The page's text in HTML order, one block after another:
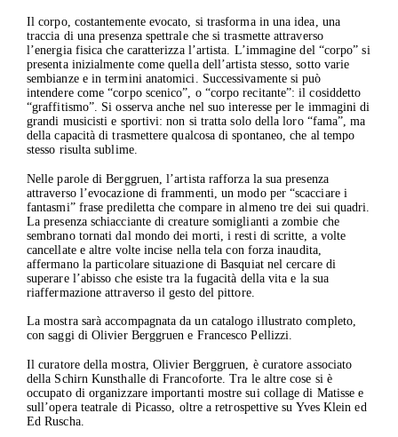
Il corpo, costantemente evocato, si trasforma in una idea, una
traccia di una presenza spettrale che si trasmette attraverso
l’energia fisica che caratterizza l’artista. L’immagine del “corpo” si
presenta inizialmente come quella dell’artista stesso, sotto varie
sembianze e in termini anatomici. Successivamente si può
intendere come “corpo scenico”, o “corpo recitante”: il cosiddetto
“graffitismo”. Si osserva anche nel suo interesse per le immagini di
grandi musicisti e sportivi: non si tratta solo della loro “fama”, ma
della capacità di trasmettere qualcosa di spontaneo, che al tempo
stesso risulta sublime.
Nelle parole di Berggruen, l’artista rafforza la sua presenza
attraverso l’evocazione di frammenti, un modo per “scacciare i
fantasmi” frase prediletta che compare in almeno tre dei sui quadri.
La presenza schiacciante di creature somiglianti a zombie che
sembrano tornati dal mondo dei morti, i resti di scritte, a volte
cancellate e altre volte incise nella tela con forza inaudita,
affermano la particolare situazione di Basquiat nel cercare di
superare l’abisso che esiste tra la fugacità della vita e la sua
riaffermazione attraverso il gesto del pittore.
La mostra sarà accompagnata da un catalogo illustrato completo,
con saggi di Olivier Berggruen e Francesco Pellizzi.
Il curatore della mostra, Olivier Berggruen, è curatore associato
della Schirn Kunsthalle di Francoforte. Tra le altre cose si è
occupato di organizzare importanti mostre sui collage di Matisse e
sull’opera teatrale di Picasso, oltre a retrospettive su Yves Klein ed
Ed Ruscha.